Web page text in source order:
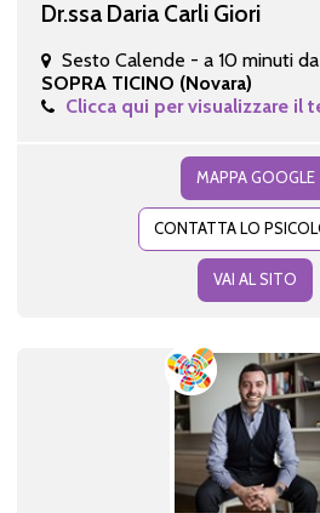
Dr.ssa Daria Carli Giori
Sesto Calende - a 10 minuti
SOPRA TICINO (Novara)
Clicca qui per visualizzare il
MAPPA GOOGLE
CONTATTA LO
VAI AL SITO